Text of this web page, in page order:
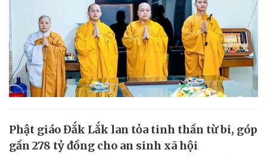
Phật giáo Đắk Lắk lan tỏa tinh thần từ bi, góp
gần 278 tỷ đồng cho an sinh xã hội